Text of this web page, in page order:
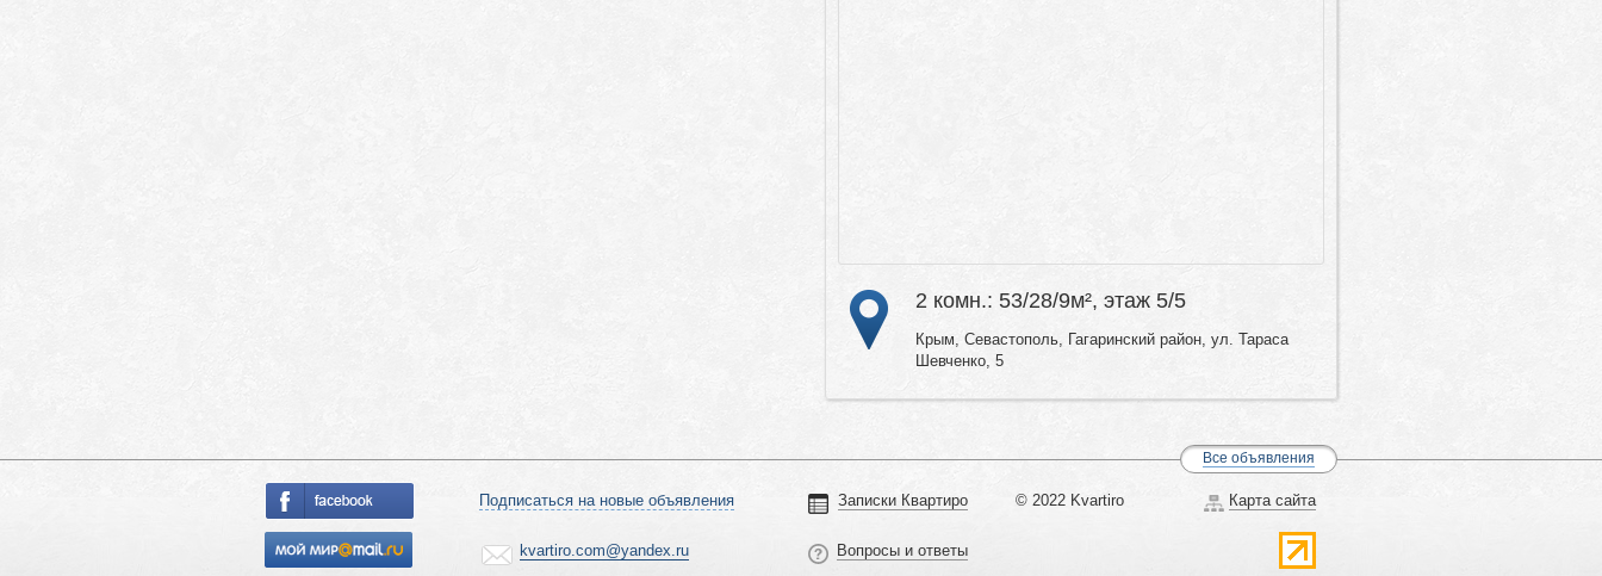
2 комн.: 53/28/9м², этаж 5/5
Крым, Севастополь, Гагаринский район, ул. Тараса
Шевченко, 5
Все объявления
Подписаться на новые объявления
kvartiro.com@yandex.ru
Записки Квартиро
Вопросы и ответы
© 2022 Kvartiro Карта сайта